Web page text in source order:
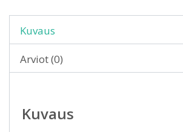
Kuvaus
Arviot (0)
Kuvaus